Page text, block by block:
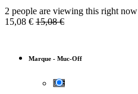
2 people are viewing this right now
15,08 € 15,08€
Marque - Muc-Off